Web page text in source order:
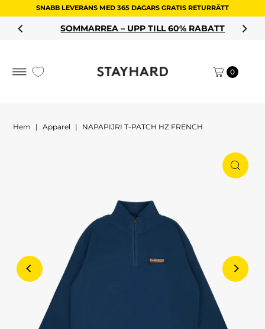
SNABB LEVERANS MED 365 DAGARS GRATIS RETURRÄTT
SOMMARREA – UPP TILL 60% RABATT
0
Hem | Apparel | NAPAPIJRI T-PATCH HZ FRENCH